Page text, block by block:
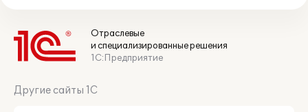
Отраслевые
и специализированные решения
1С:Предприятие
Другие сайты 1С